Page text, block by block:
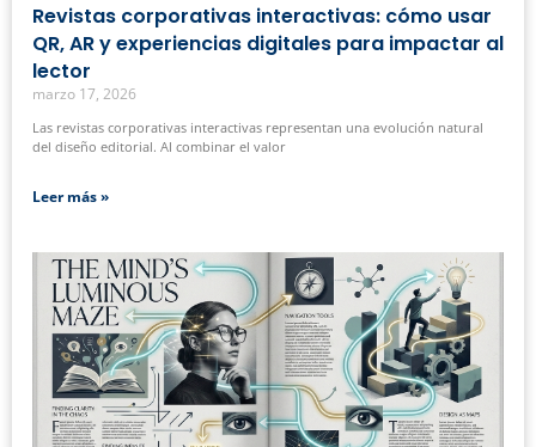
Revistas corporativas interactivas: cómo usar
QR, AR y experiencias digitales para impactar al
lector
marzo 17, 2026
Las revistas corporativas interactivas representan una evolución natural
del diseño editorial. Al combinar el valor
Leer más »